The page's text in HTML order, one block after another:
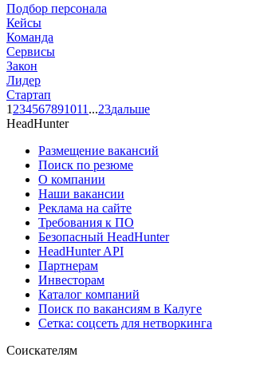
Подбор персонала
Кейсы
Команда
Сервисы
Закон
Лидер
Стартап
1 234567891011 ...23дальше
HeadHunter
Размещение вакансий
Поиск по резюме
О компании
Наши вакансии
Реклама на сайте
Требования к ПО
Безопасный HeadHunter
HeadHunter API
Партнерам
Инвесторам
Каталог компаний
Поиск по вакансиям в Калуге
Сетка: соцсеть для нетворкинга
Соискателям